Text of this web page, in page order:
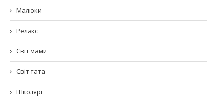
Малюки
Релакс
Світ мами
Світ тата
Школярі